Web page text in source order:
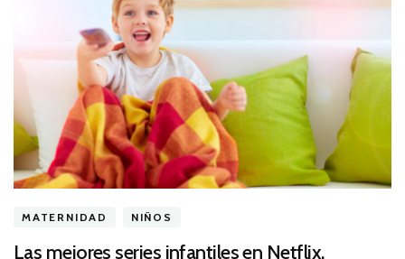
MATERNIDAD NIÑOS
Las mejores series infantiles en Netflix.